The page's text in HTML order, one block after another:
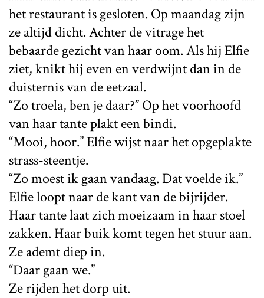
het restaurant is gesloten. Op maandag zijn
ze altijd dicht. Achter de vitrage het
bebaarde gezicht van haar oom. Als hij Elfie
ziet, knikt hij even en verdwijnt dan in de
duisternis van de eetzaal.
“Zo troela, ben je daar?” Op het voorhoofd
van haar tante plakt een bindi.
“Mooi, hoor.” Elfie wijst naar het opgeplakte
strass-steentje.
“Zo moest ik gaan vandaag. Dat voelde ik.”
Elfie loopt naar de kant van de bijrijder.
Haar tante laat zich moeizaam in haar stoel
zakken. Haar buik komt tegen het stuur aan.
Ze ademt diep in.
“Daar gaan we.”
Ze rijden het dorp uit.